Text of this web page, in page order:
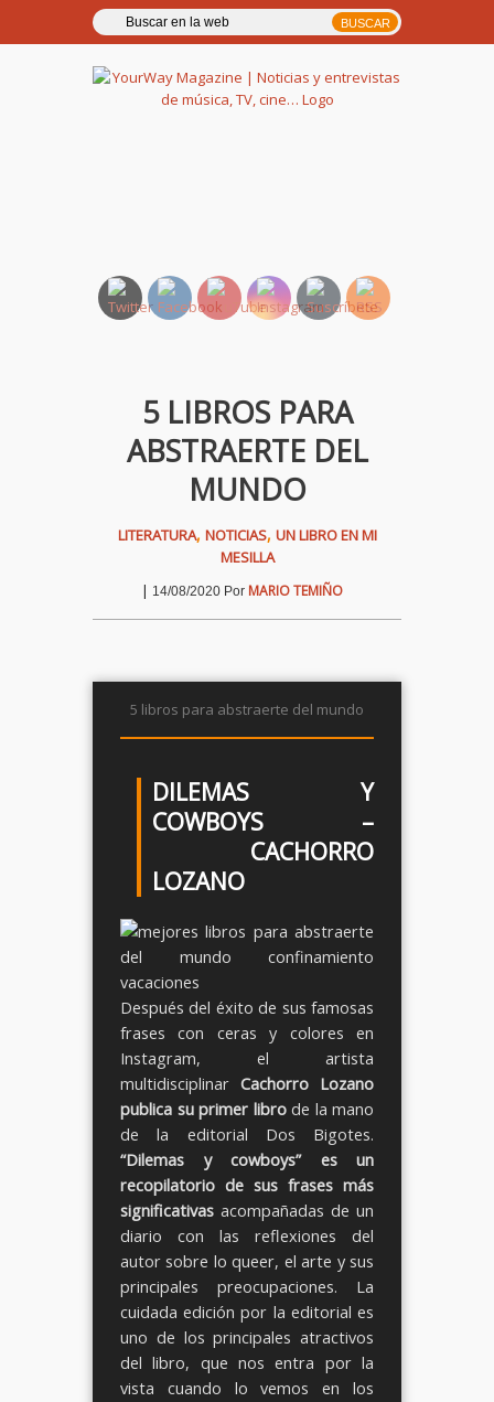
5 LIBROS PARA
ABSTRAERTE DEL
MUNDO
LITERATURA, NOTICIAS, UN LIBRO EN MI
MESILLA
| 14/08/2020 Por MARIO TEMIÑO
5 libros para abstraerte del mundo
DILEMAS Y
COWBOYS –
CACHORRO
LOZANO
Después del éxito de sus famosas
frases con ceras y colores en
Instagram, el artista
multidisciplinar Cachorro Lozano
publica su primer librode la mano
de la editorial Dos Bigotes.
“Dilemas y cowboys” es un
recopilatorio de sus frases más
significativas acompañadas de un
diario con las reflexiones del
autor sobre lo queer, el arte y sus
principales preocupaciones. La
cuidada edición por la editorial es
uno de los principales atractivos
del libro, que nos entra por la
vista cuando lo vemos en los